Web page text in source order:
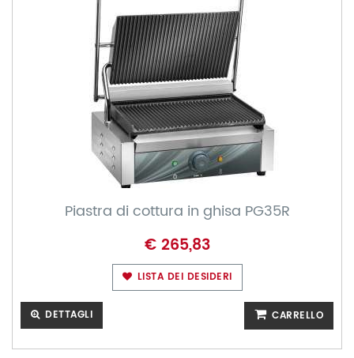
Piastra di cottura in ghisa PG35R
€ 265,83
LISTA DEI DESIDERI
DETTAGLI CARRELLO